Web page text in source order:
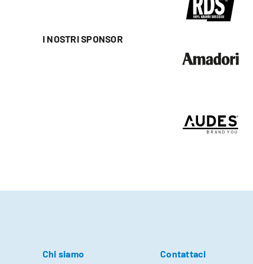
I NOSTRI SPONSOR
Chi siamo Contattaci